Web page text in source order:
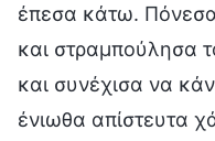
έπεσα κάτω. Πόνεσα
και στραμπούλησα
και συνέχισα να
ένιωθα απίστευτα